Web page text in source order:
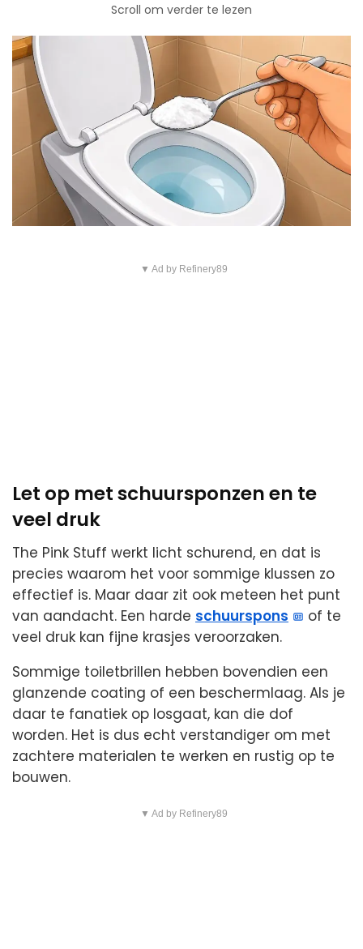
Scroll om verder te lezen
▼ Ad by Refinery89
Let op met schuursponzen en te
veel druk
The Pink Stuff werkt licht schurend, en dat is
precies waarom het voor sommige klussen zo
effectief is. Maar daar zit ook meteen het punt
van aandacht. Een harde schuurspons
of te
veel druk kan fijne krasjes veroorzaken.
Sommige toiletbrillen hebben bovendien een
glanzende coating of een beschermlaag. Als je
daar te fanatiek op losgaat, kan die dof
worden. Het is dus echt verstandiger om met
zachtere materialen te werken en rustig op te
bouwen.
▼ Ad by Refinery89